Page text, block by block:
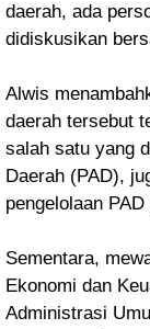
daerah, ada
didiskusikan
Alwis
daerah tersebut
salah satu yang
Daerah (PAD),
pengelolaan
Sementara,
Ekonomi dan
Administrasi